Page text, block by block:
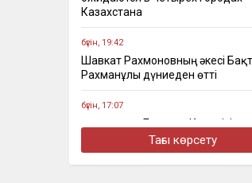
Казахстана
бүгін, 19:42
Шавкат Рахмоновның әкесі
Рахманұлы дүниеден өтті
бүгін, 17:07
Қазақстанға Бельгия Королі
бүгін, 14:46
Тағы көрсету